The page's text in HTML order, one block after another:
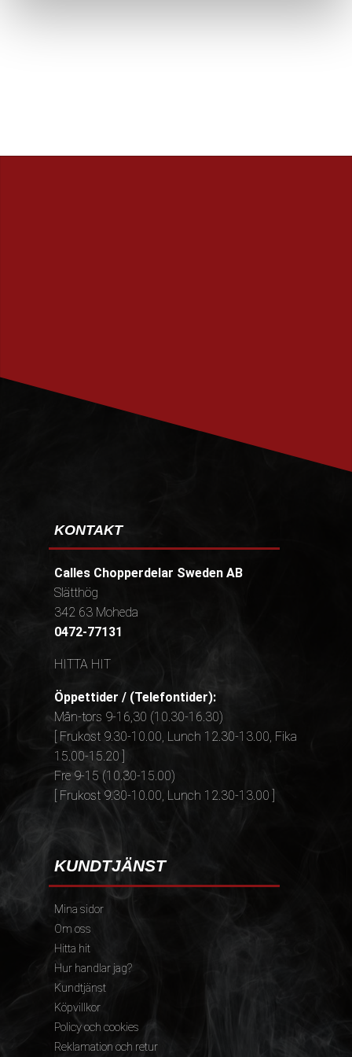
KONTAKT
Calles Chopperdelar Sweden AB
Slätthög
342 63 Moheda
0472-77131
HITTA HIT
Öppettider / (Telefontider):
Mån-tors 9-16,30 (10.30-16.30)
[ Frukost 9.30-10.00, Lunch 12.30-13.00, Fika
15.00-15.20 ]
Fre 9-15 (10.30-15.00)
[ Frukost 9.30-10.00, Lunch 12.30-13.00 ]
KUNDTJÄNST
Mina sidor
Om oss
Hitta hit
Hur handlar jag?
Kundtjänst
Köpvillkor
Policy och cookies
Reklamation och retur